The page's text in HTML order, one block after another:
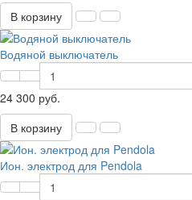
В корзину
Водяной выключатель
24 300 руб.
В корзину
Ион. электрод для Pendola